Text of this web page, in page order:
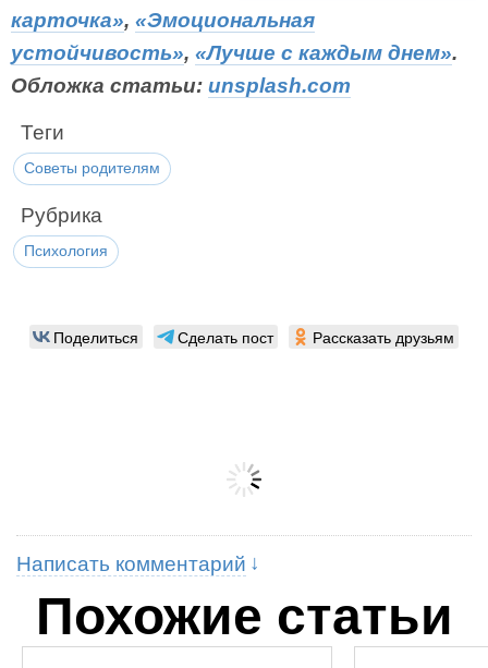
карточка», «Эмоциональная
устойчивость», «Лучше с каждым днем».
Обложка статьи: unsplash.com
Теги
Советы родителям
Рубрика
Психология
Поделиться Сделать пост Рассказать друзьям
Написать комментарий
Похожие статьи